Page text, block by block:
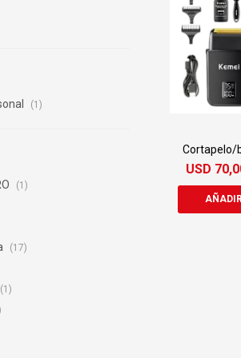
(1)
(1)
(17)
(1)
Cortapelo/
USD